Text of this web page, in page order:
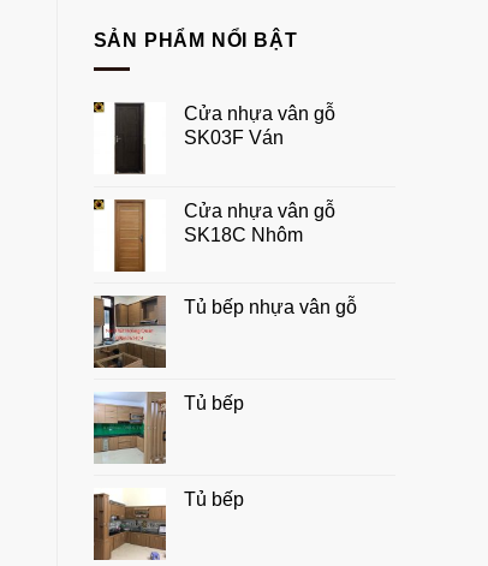
chuẩn
thủy
gia
SẢN PHẨM NỔI BẬT
Cửa nhựa vân gỗ
SK03F Ván
Cửa nhựa vân gỗ
SK18C Nhôm
Tủ bếp nhựa vân gỗ
Tủ bếp
Tủ bếp